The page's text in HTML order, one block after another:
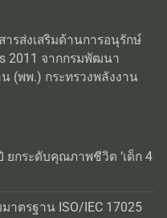
รส่งเสริมด้านการอนุรักษ์
2011 จากกรมพัฒนา
(พพ.) กระทรวงพลังงาน
กระดับคุณภาพชีวิต ‘เด็ก 4
าตรฐาน ISO/IEC 17025